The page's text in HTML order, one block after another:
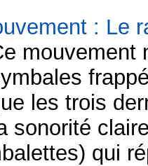
: Le
mouvement
les trois
sonorité
qui